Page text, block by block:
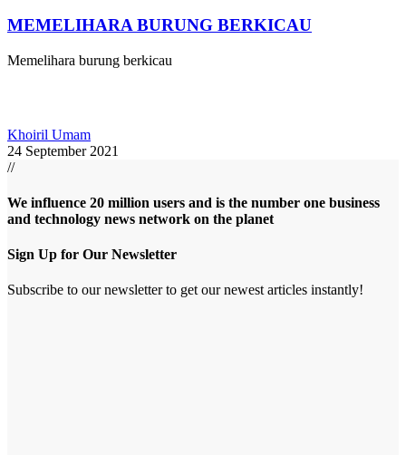
MEMELIHARA BURUNG BERKICAU
Memelihara burung berkicau
Khoiril Umam
24 September 2021
//
We influence 20 million users and is the number one business
and technology news network on the planet
Sign Up for Our Newsletter
Subscribe to our newsletter to get our newest articles instantly!